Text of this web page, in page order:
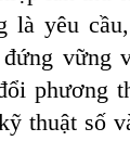
là yêu
vững
phương
thuật số